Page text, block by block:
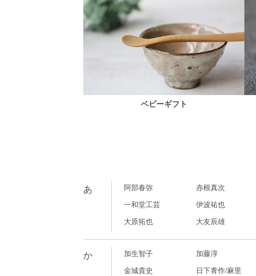
ベビーギフト
あ 阿部春弥 赤根真次
一和堂工芸
伊波祐也
大原拓也
大友辰雄
か 加生智子 加藤淳
金城貴史
日下青作/麻里